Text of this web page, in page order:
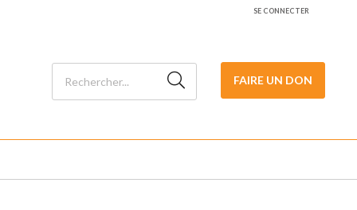
SE CONNECTER
FAIRE UN DON